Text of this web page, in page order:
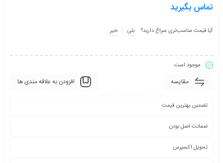
تماس بگیرید
آیا قیمت مناسب‌تری سراغ دارید؟ بلی خیر
موجود است
مقایسه افزودن به علاقه مندی ها
تضمین بهترین قیمت
ضمانت اصل بودن
تحویل اکسپرس